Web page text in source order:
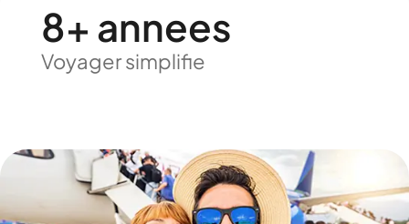
8+ annees
Voyager simplifie